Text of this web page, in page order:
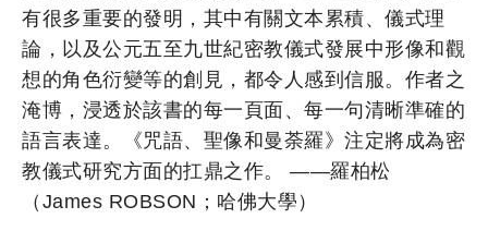
有很多重要的發明，其中有關文本累積、儀式理
論，以及公元五至九世紀密教儀式發展中形像和觀
想的角色衍變等的創見，都令人感到信服。作者之
淹博，浸透於該書的每一頁面、每一句清晰準確的
語言表達。《咒語、聖像和曼荼羅》注定將成為密
教儀式研究方面的扛鼎之作。 ——羅柏松
（James ROBSON；哈佛大學）